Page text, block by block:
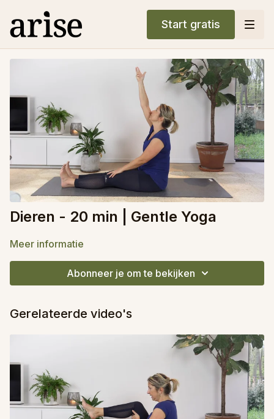
Start gratis
Dieren - 20 min | Gentle Yoga
Meer informatie
Abonneer je om te bekijken
Gerelateerde video's